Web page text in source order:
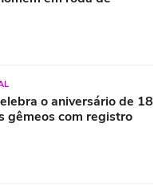
o aniversário de 18
gêmeos com registro